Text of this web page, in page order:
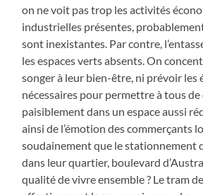
on ne voit pas trop les activités
industrielles présentes,
sont inexistantes. Par contre,
les espaces verts absents. On
songer à leur bien-être, ni prévoir les
nécessaires pour permettre à tous
paisiblement dans un espace aussi
ainsi de l’émotion des commerçants
soudainement que le stationnement
dans leur quartier, boulevard
qualité de vivre ensemble ? Le tram